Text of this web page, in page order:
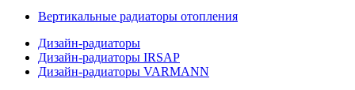
Вертикальные радиаторы отопления
Дизайн-радиаторы
Дизайн-радиаторы IRSAP
Дизайн-радиаторы VARMANN